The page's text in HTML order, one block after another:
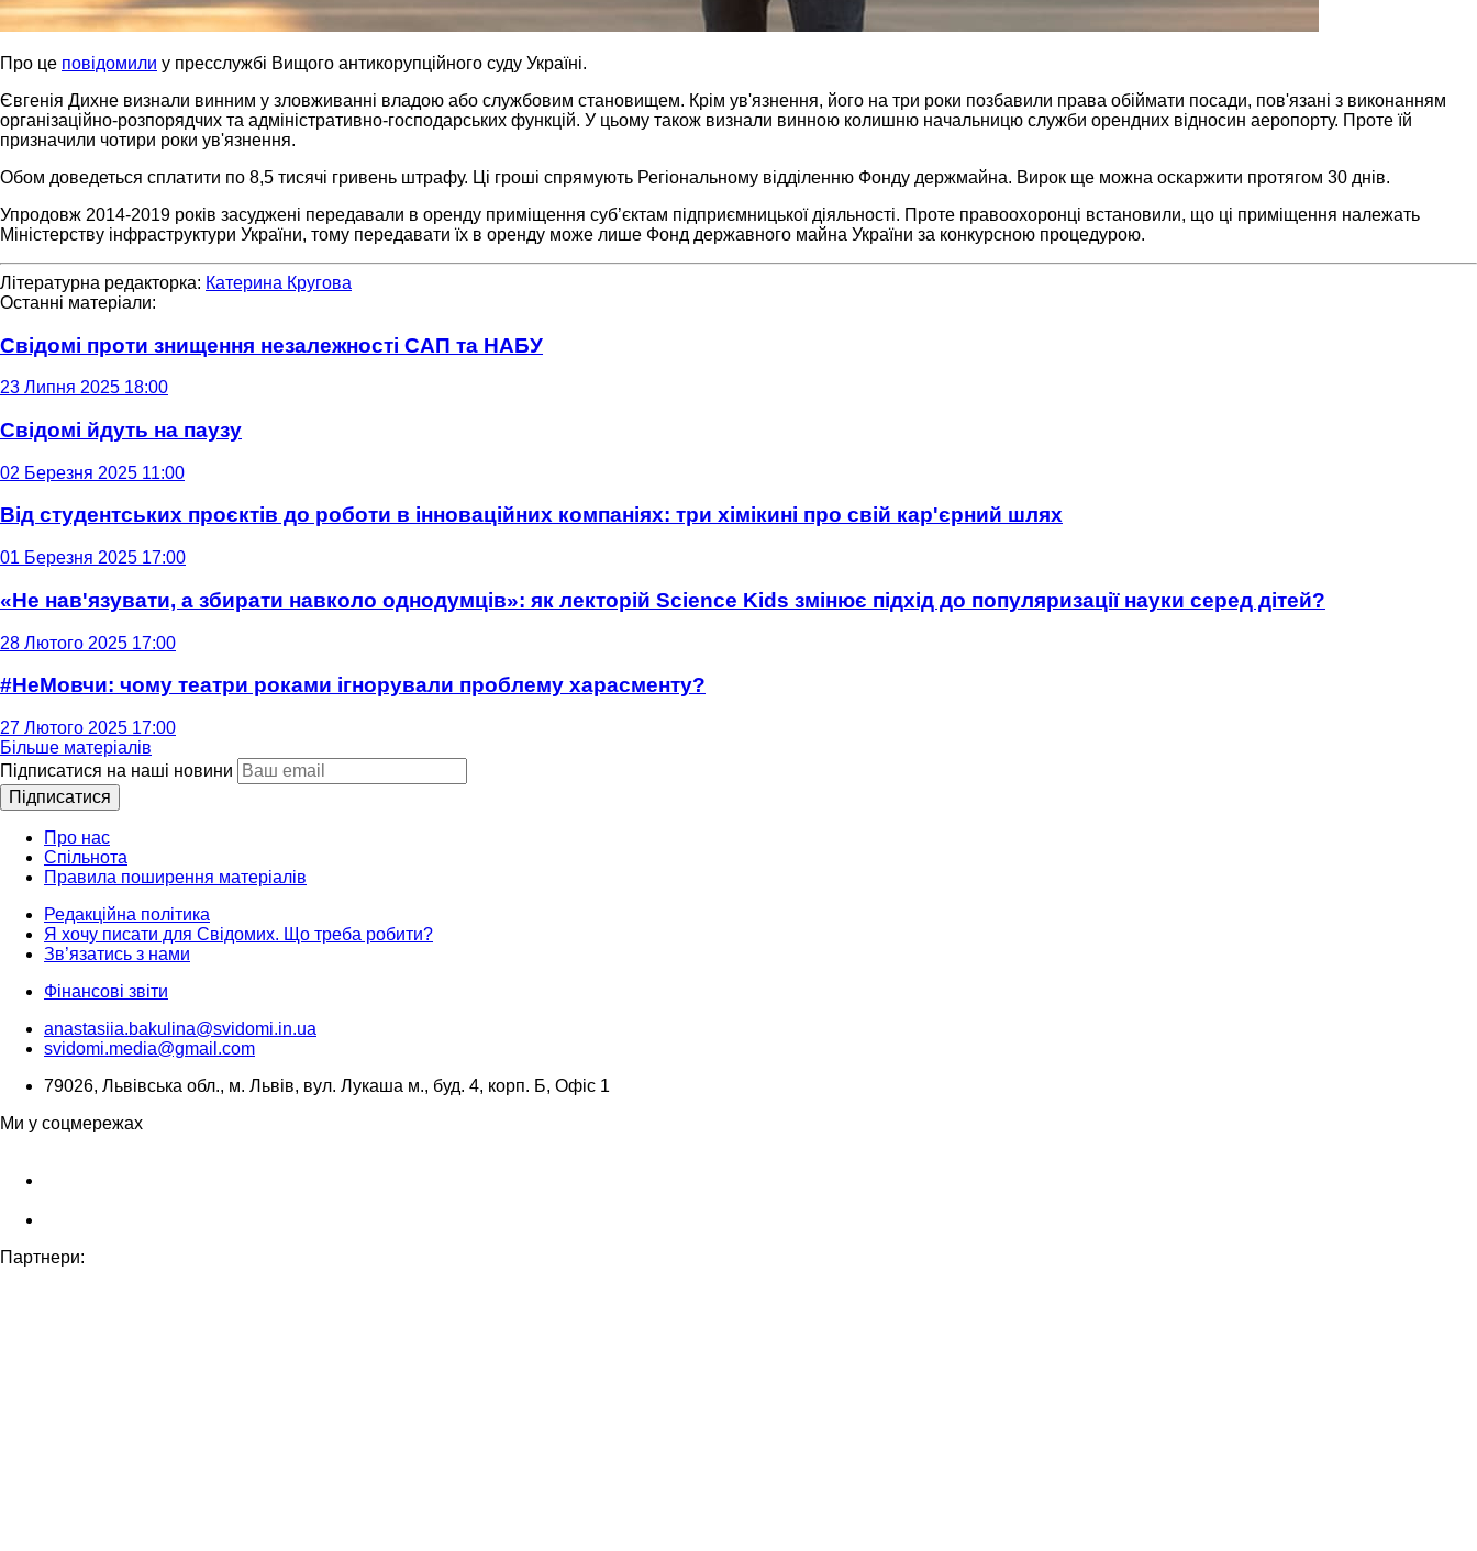
Про це повідомили у пресслужбі Вищого антикорупційного суду Україні.
Євгенія Дихне визнали винним у зловживанні владою або службовим становищем. Крім ув'язнення, його на три роки позбавили права обіймати посади, пов'язані з виконанням
організаційно-розпорядчих та адміністративно-господарських функцій. У цьому також визнали винною колишню начальницю служби орендних відносин аеропорту. Проте їй
призначили чотири роки ув'язнення.
Обом доведеться сплатити по 8,5 тисячі гривень штрафу. Ці гроші спрямують Регіональному відділенню Фонду держмайна. Вирок ще можна оскаржити протягом 30 днів.
Упродовж 2014-2019 років засуджені передавали в оренду приміщення суб’єктам підприємницької діяльності. Проте правоохоронці встановили, що ці приміщення належать
Міністерству інфраструктури України, тому передавати їх в оренду може лише Фонд державного майна України за конкурсною процедурою.
Літературна редакторка: Катерина Кругова
Останні матеріали:
Свідомі проти знищення незалежності САП та НАБУ
23 Липня 2025 18:00
Свідомі йдуть на паузу
02 Березня 2025 11:00
Від студентських проєктів до роботи в інноваційних компаніях: три хімікині про свій кар'єрний шлях
01 Березня 2025 17:00
«Не нав'язувати, а збирати навколо однодумців»: як лекторій Science Kids змінює підхід до популяризації науки серед дітей?
28 Лютого 2025 17:00
#НеМовчи: чому театри роками ігнорували проблему харасменту?
27 Лютого 2025 17:00
Більше матеріалів
Підписатися на наші новини
Підписатися
Про нас
Спільнота
Правила поширення матеріалів
Редакційна політика
Я хочу писати для Свідомих. Що треба робити?
Зв’язатись з нами
Фінансові звіти
anastasiia.bakulina@svidomi.in.ua
svidomi.media@gmail.com
79026, Львівська обл., м. Львів, вул. Лукаша м., буд. 4, корп. Б, Офіс 1
Ми у соцмережах
Партнери: